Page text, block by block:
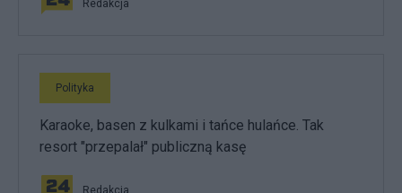
Redakcja
Polityka
Karaoke, basen z kulkami i tańce hulańce. Tak
resort "przepalał" publiczną kasę
Redakcja